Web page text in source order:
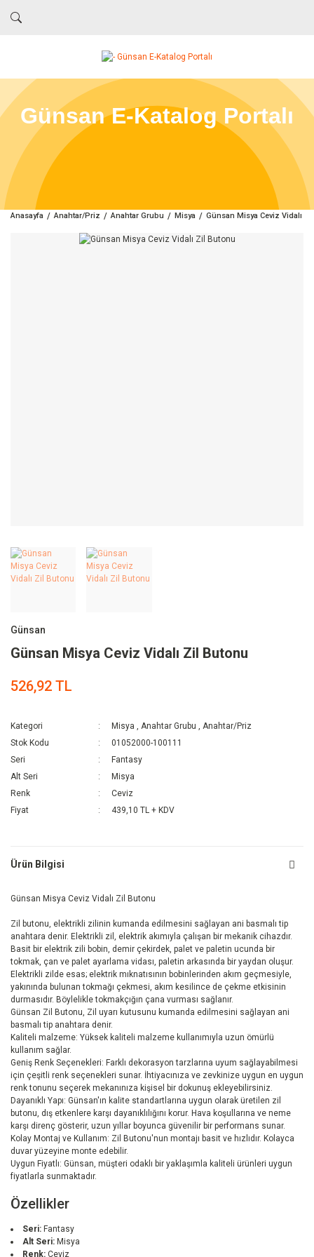
Günsan E-Katalog Portalı
Anasayfa Anahtar/Priz Anahtar Grubu Misya Günsan Misya Ceviz Vidalı
Günsan
Günsan Misya Ceviz Vidalı Zil Butonu
526,92 TL
Kategori Misya ,Anahtar Grubu ,Anahtar/Priz
Stok Kodu
01052000-100111
Seri
Fantasy
Alt Seri
Misya
Renk
Ceviz
Fiyat
439,10 TL + KDV
Ürün Bilgisi
Günsan Misya Ceviz Vidalı Zil Butonu
Zil butonu, elektrikli zilinin kumanda edilmesini sağlayan ani basmalı tip
anahtara denir. Elektrikli zil, elektrik akımıyla çalışan bir mekanik cihazdır.
Basit bir elektrik zili bobin, demir çekirdek, palet ve paletin ucunda bir
tokmak, çan ve palet ayarlama vidası, paletin arkasında bir yaydan oluşur.
Elektrikli zilde esas; elektrik mıknatısının bobinlerinden akım geçmesiyle,
yakınında bulunan tokmağı çekmesi, akım kesilince de çekme etkisinin
durmasıdır. Böylelikle tokmakçığın çana vurması sağlanır.
Günsan Zil Butonu, Zil uyarı kutusunu kumanda edilmesini sağlayan ani
basmalı tip anahtara denir.
Kaliteli malzeme: Yüksek kaliteli malzeme kullanımıyla uzun ömürlü
kullanım sağlar.
Geniş Renk Seçenekleri: Farklı dekorasyon tarzlarına uyum sağlayabilmesi
için çeşitli renk seçenekleri sunar. İhtiyacınıza ve zevkinize uygun en uygun
renk tonunu seçerek mekanınıza kişisel bir dokunuş ekleyebilirsiniz.
Dayanıklı Yapı: Günsan'ın kalite standartlarına uygun olarak üretilen zil
butonu, dış etkenlere karşı dayanıklılığını korur. Hava koşullarına ve neme
karşı direnç gösterir, uzun yıllar boyunca güvenilir bir performans sunar.
Kolay Montaj ve Kullanım: Zil Butonu'nun montajı basit ve hızlıdır. Kolayca
duvar yüzeyine monte edebilir.
Uygun Fiyatlı: Günsan, müşteri odaklı bir yaklaşımla kaliteli ürünleri uygun
fiyatlarla sunmaktadır.
Özellikler
Seri: Fantasy
Alt Seri: Misya
Renk: Ceviz